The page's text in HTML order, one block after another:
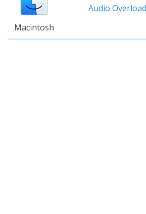
Macintosh
Audio Overload